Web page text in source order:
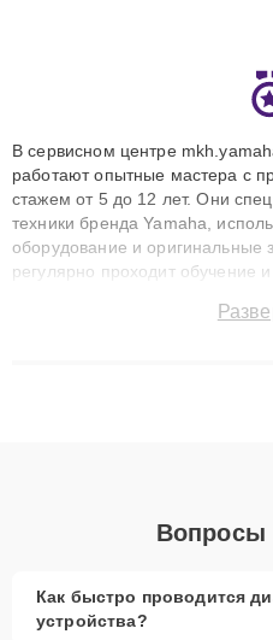
В сервисном центре
работают опытные мастера с
стажем от 5 до 12 лет. Они
техники бренда Yamaha,
оборудование и оригинальные
регулярно проходит обучение
технику с сохранением
Вопросы
Как быстро проводится
устройства?